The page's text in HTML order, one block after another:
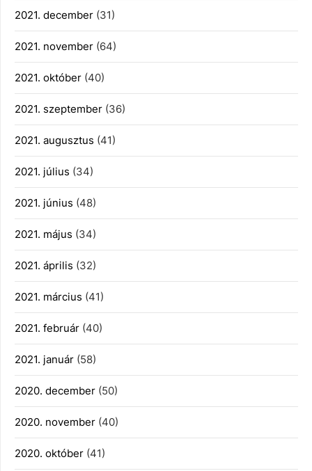
2021. december (31)
2021. november (64)
2021. október (40)
2021. szeptember (36)
2021. augusztus (41)
2021. július (34)
2021. június (48)
2021. május (34)
2021. április (32)
2021. március (41)
2021. február (40)
2021. január (58)
2020. december (50)
2020. november (40)
2020. október (41)